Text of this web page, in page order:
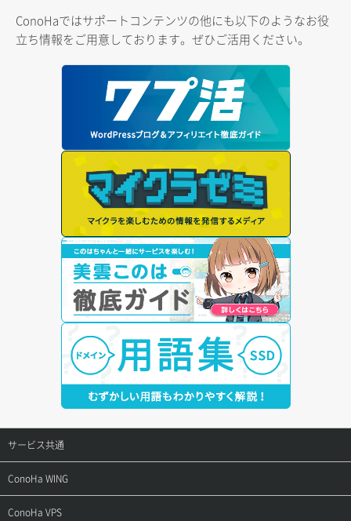
ConoHaではサポートコンテンツの他にも以下のようなお役
立ち情報をご用意しております。ぜひご活用ください。
サービス共通
サポートトップ
ご契約・お支払い
ConoHa WING
サポートトップ
ConoHa VPS